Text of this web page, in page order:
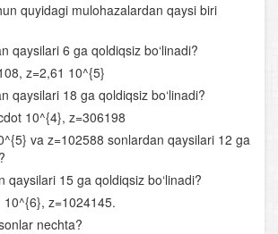
masalalar
xossalari
va uning xossalari
quyidagi mulohazalardan qaysi biri
qaysilari 6 ga qoldiqsiz bo‘linadi?
z=2,61 10^{5}
qaysilari 18 ga qoldiqsiz bo‘linadi?
10^{4}, z=306198
va z=102588 sonlardan qaysilari 12 ga
qaysilari 15 ga qoldiqsiz bo‘linadi?
z=1024145.
nechta?